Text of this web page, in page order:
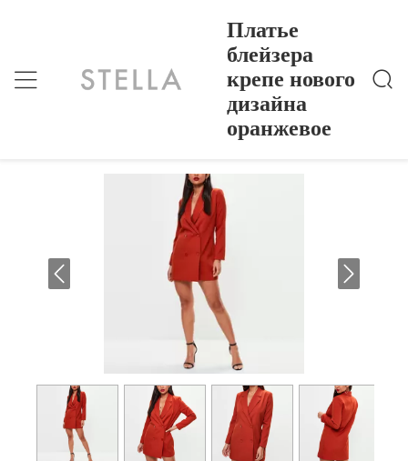
Платье
блейзера
крепе нового
дизайна
оранжевое
Главная Страница Products
Платье Блейзера Крепе Нового Дизайна Оранжево
Е
Платье блейзера крепе нового